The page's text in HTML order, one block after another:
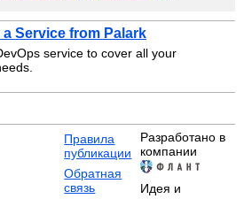
a Service from Palark
service to cover all your
Правила
публикации
Обратная
связь
Разработано в
компании
Идея и